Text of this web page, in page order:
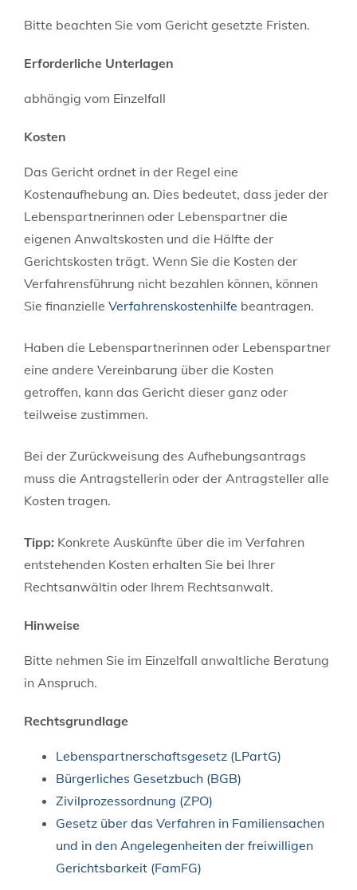
Bitte beachten Sie vom Gericht gesetzte Fristen.
Erforderliche Unterlagen
abhängig vom Einzelfall
Kosten
Das Gericht ordnet in der Regel eine
Kostenaufhebung an. Dies bedeutet, dass jeder der
Lebenspartnerinnen oder Lebenspartner die
eigenen Anwaltskosten und die Hälfte der
Gerichtskosten trägt. Wenn Sie die Kosten der
Verfahrensführung nicht bezahlen können, können
Sie finanzielle Verfahrenskostenhilfe beantragen.
Haben die Lebenspartnerinnen oder Lebenspartner
eine andere Vereinbarung über die Kosten
getroffen, kann das Gericht dieser ganz oder
teilweise zustimmen.
Bei der Zurückweisung des Aufhebungsantrags
muss die Antragstellerin oder der Antragsteller alle
Kosten tragen.
Tipp: Konkrete Auskünfte über die im Verfahren
entstehenden Kosten erhalten Sie bei Ihrer
Rechtsanwältin oder Ihrem Rechtsanwalt.
Hinweise
Bitte nehmen Sie im Einzelfall anwaltliche Beratung
in Anspruch.
Rechtsgrundlage
Lebenspartnerschaftsgesetz (LPartG)
Bürgerliches Gesetzbuch (BGB)
Zivilprozessordnung (ZPO)
Gesetz über das Verfahren in Familiensachen
und in den Angelegenheiten der freiwilligen
Gerichtsbarkeit (FamFG)